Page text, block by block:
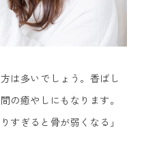
は多いでしょう。香ばし
の癒やしにもなります。
すぎると骨が弱くなる」